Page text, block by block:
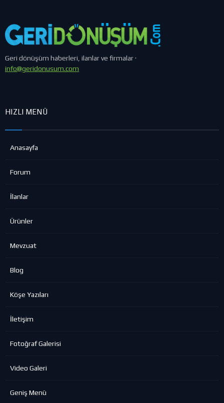
Geri dönüşüm haberleri, ilanlar ve firmalar ·
info@geridonusum.com
HIZLI MENÜ
Anasayfa
Forum
İlanlar
Ürünler
Mevzuat
Blog
Köşe Yazıları
İletişim
Fotoğraf Galerisi
Video Galeri
Geniş Menü